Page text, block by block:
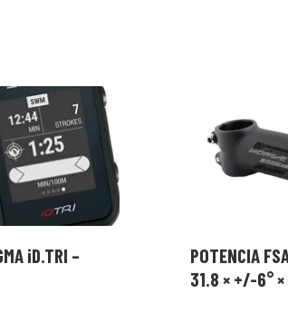
iD.TRI –
POTENCIA
31.8 × +/-6° ×